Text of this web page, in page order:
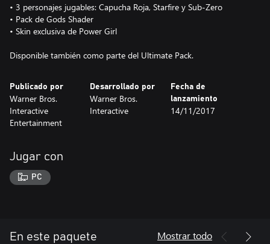
• 3 personajes jugables: Capucha Roja, Starfire y Sub-Zero
• Pack de Gods Shader
• Skin exclusiva de Power Girl
Disponible también como parte del Ultimate Pack.
Publicado por
Warner Bros.
Interactive
Entertainment
Desarrollado por
Warner Bros.
Interactive
Fecha de
lanzamiento
14/11/2017
Jugar con
PC
En este paquete Mostrar todo